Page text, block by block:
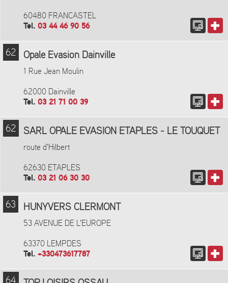
60480 FRANCASTEL
Tel. 03 44 46 90 56
62 Opale Evasion Dainville
1 Rue Jean Moulin
62000 Dainville
Tel. 03 21 71 00 39
62 SARL OPALE EVASION ETAPLES - LE TOUQUET
route d'Hilbert
62630 ETAPLES
Tel. 03 21 06 30 30
63 HUNYVERS CLERMONT
53 AVENUE DE L'EUROPE
63370 LEMPDES
Tel. +330473617787
64